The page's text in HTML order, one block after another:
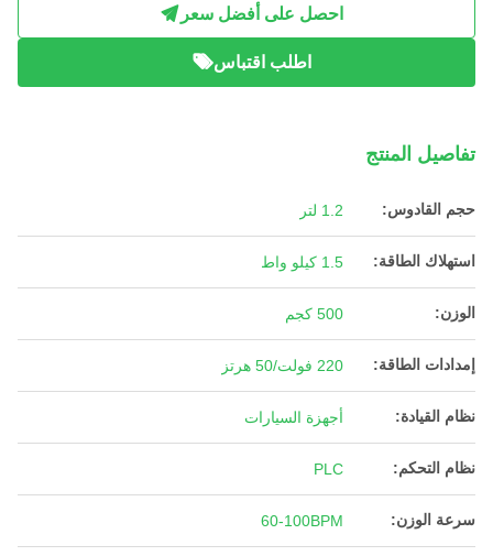
احصل على أفضل سعر
اطلب اقتباس
تفاصيل المنتج
حجم القادوس: 1.2 لتر
استهلاك الطاقة: 1.5 كيلو واط
الوزن: 500 كجم
إمدادات الطاقة: 220 فولت/50 هرتز
نظام القيادة: أجهزة السيارات
نظام التحكم: PLC
سرعة الوزن: 60-100BPM